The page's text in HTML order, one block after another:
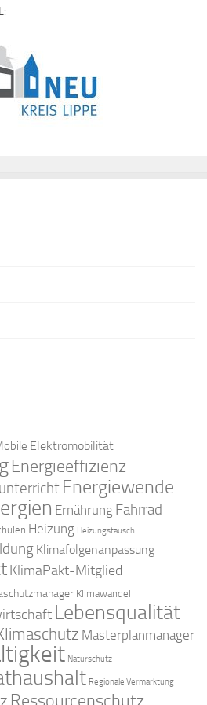
Elektromobilität
Energieeffizienz
Energiewende
Ernährung Fahrrad
Heizung Heizungstausch
Klimafolgenanpassung
KlimaPakt-Mitglied
Klimawandel
Lebensqualität
Masterplanmanager
Naturschutz
Regionale Vermarktung
Ressourcenschutz